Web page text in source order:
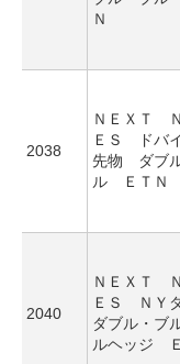
Ｎ
2038
ＮＥＸＴ
ＥＳ ドバ
先物 ダブ
ル ＥＴＮ
2040
ＮＥＸＴ
ＥＳ ＮＹ
ダブル・ブ
ルヘッジ